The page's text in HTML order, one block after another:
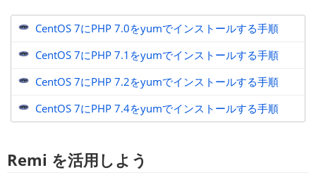
CentOS 7にPHP 7.0をyumでインストールする手順
CentOS 7にPHP 7.1をyumでインストールする手順
CentOS 7にPHP 7.2をyumでインストールする手順
CentOS 7にPHP 7.4をyumでインストールする手順
Remi を活用しよう